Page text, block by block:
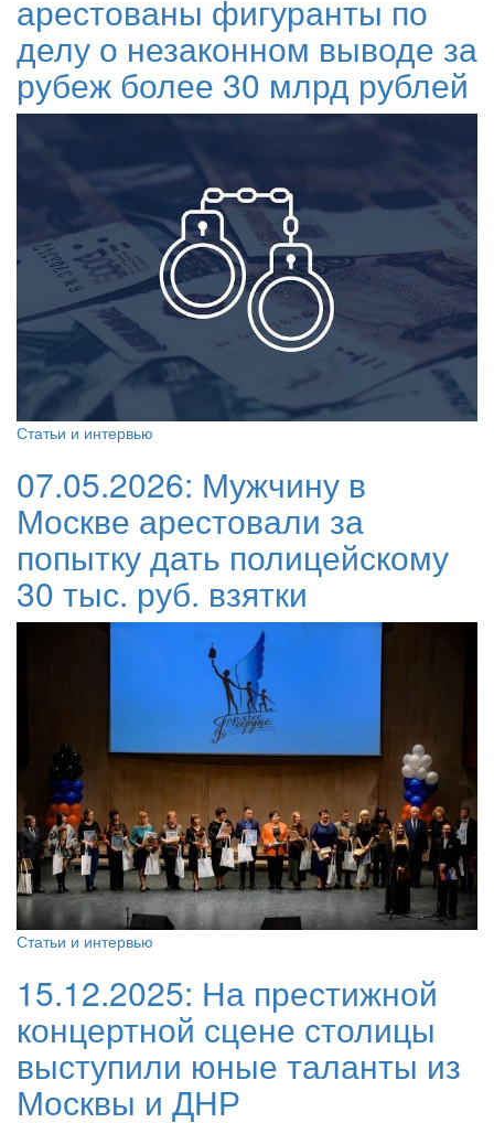
арестованы фигуранты по
делу о незаконном выводе за
рубеж более 30 млрд рублей
Статьи и интервью
07.05.2026: Мужчину в
Москве арестовали за
попытку дать полицейскому
30 тыс. руб. взятки
Статьи и интервью
15.12.2025: На престижной
концертной сцене столицы
выступили юные таланты из
Москвы и ДНР